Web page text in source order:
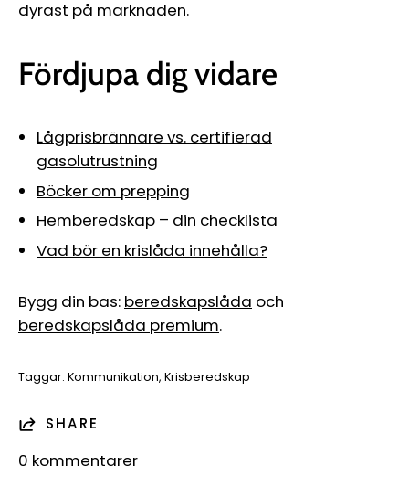
dyrast på marknaden.
Fördjupa dig vidare
Lågprisbrännare vs. certifierad
gasolutrustning
Böcker om prepping
Hemberedskap – din checklista
Vad bör en krislåda innehålla?
Bygg din bas: beredskapslåda och
beredskapslåda premium.
Taggar: Kommunikation Krisberedskap
SHARE
0 kommentarer